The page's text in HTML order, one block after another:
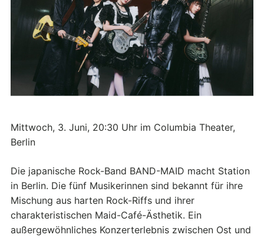
Mittwoch, 3. Juni, 20:30 Uhr im Columbia Theater,
Berlin
Die japanische Rock-Band BAND-MAID macht Station
in Berlin. Die fünf Musikerinnen sind bekannt für ihre
Mischung aus harten Rock-Riffs und ihrer
charakteristischen Maid-Café-Ästhetik. Ein
außergewöhnliches Konzerterlebnis zwischen Ost und